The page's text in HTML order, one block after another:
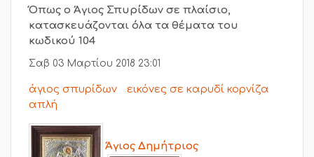
Όπως ο Άγιος Σπυρίδων σε πλαίσιο,
κατασκευάζονται όλα τα θέματα του
κωδικού 104
Σαβ 03 Μαρτίου 2018 23:01
άγιος σπυρίδων
εικόνες σε καρυδί κορνίζα
απλή
Άγιος Δημήτριος